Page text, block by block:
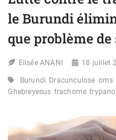
le Burundi
que problème
Elisée ANANI 18 juillet
Burundi Dracunculose oms
Ghebreyesus trachome